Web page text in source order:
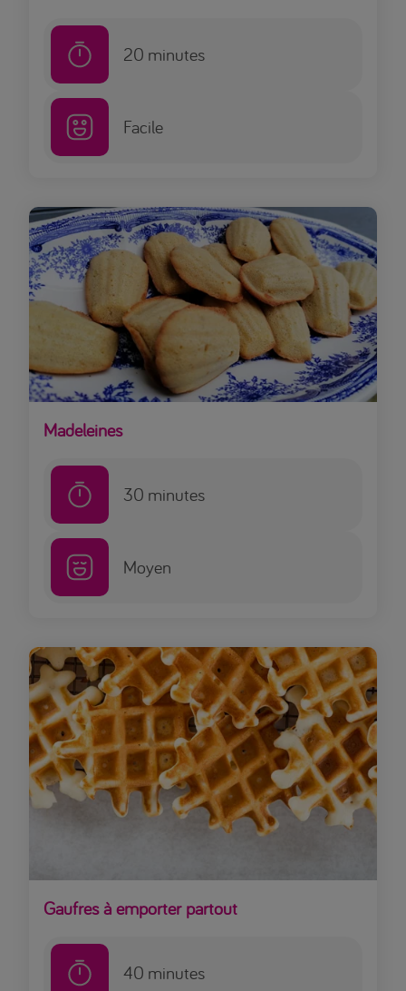
20 minutes
Facile
Madeleines
30 minutes
Moyen
Gaufres à emporter partout
40 minutes